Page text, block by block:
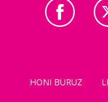
HONI BURUZ